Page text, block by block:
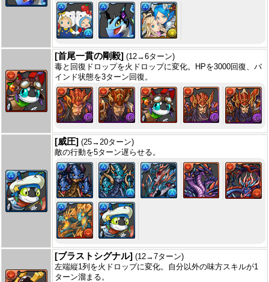
[首尾一貫の剛毅] (12→6ターン)
毒と回復ドロップを火ドロップに変化。HPを3000回復、バ
インド状態を3ターン回復。
[威圧] (25→20ターン)
敵の行動を5ターン遅らせる。
[ブラストシグナル] (12→7ターン)
左端縦1列を火ドロップに変化。自分以外の味方スキルが1
ターン溜まる。